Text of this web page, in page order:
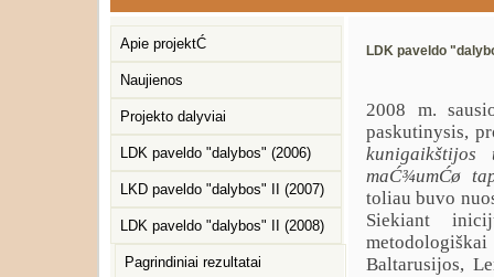
LDK paveldo
2008 m.
paskutinysis,
maĆ¾umĆø
toliau buvo
Siekiant
Baltarusijos,
Apie projektĆ
Naujienos
Projekto dalyviai
LDK paveldo "dalybos" (2006)
LKD paveldo "dalybos" II (2007)
LDK paveldo "dalybos" II (2008)
Pagrindiniai rezultatai